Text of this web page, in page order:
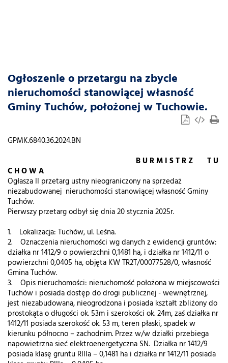
Ogłoszenie o przetargu na zbycie
nieruchomości stanowiącej własność
Gminy Tuchów, położonej w Tuchowie.
GPMK.6840.36.2024.BN
B U R M I S T R Z T U
C H O W A
Ogłasza II przetarg ustny nieograniczony na sprzedaż
niezabudowanej nieruchomości stanowiącej własność Gminy
Tuchów.
Pierwszy przetarg odbył się dnia 20 stycznia 2025r.
1. Lokalizacja: Tuchów, ul. Leśna.
2. Oznaczenia nieruchomości wg danych z ewidencji gruntów:
działka nr 1412/9 o powierzchni 0,1481 ha, i działka nr 1412/11 o
powierzchni 0,0405 ha, objęta KW TR2T/00077528/0, własność
Gmina Tuchów.
3. Opis nieruchomości: nieruchomość położona w miejscowości
Tuchów i posiada dostęp do drogi publicznej - wewnętrznej,
jest niezabudowana, nieogrodzona i posiada kształt zbliżony do
prostokąta o długości ok. 53m i szerokości ok. 24m, zaś działka nr
1412/11 posiada szerokość ok. 53 m, teren płaski, spadek w
kierunku północno – zachodnim. Przez w/w działki przebiega
napowietrzna sieć elektroenergetyczna SN. Działka nr 1412/9
posiada klasę gruntu RIIIa – 0,1481 ha i działka nr 1412/11 posiada